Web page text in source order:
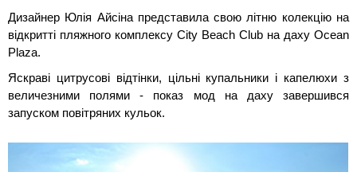
Дизайнер Юлія Айсіна представила свою літню колекцію на
відкритті пляжного комплексу City Beach Club на даху Ocean
Plaza.
Яскраві цитрусові відтінки, цільні купальники і капелюхи з
величезними полями - показ мод на даху завершився
запуском повітряних кульок.